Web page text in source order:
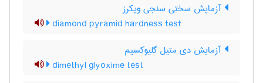
آزمایش سختی سنجی ویکرز
diamond pyramid hardness test
آزمایش دی متیل گلیوکسیم
dimethyl glyoxime test